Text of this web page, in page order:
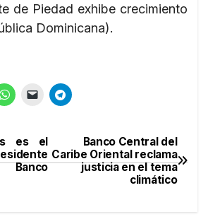
de Piedad exhibe crecimiento
Dominicana).
Banco Central del
Caribe Oriental reclama
justicia en el tema
climático
es el
Banco